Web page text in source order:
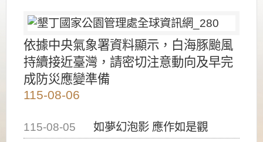
依據中央氣象署資料顯示，白海豚颱風
持續接近臺灣，請密切注意動向及早完
成防災應變準備
115-08-06
115-08-05
如夢幻泡影 應作如是觀